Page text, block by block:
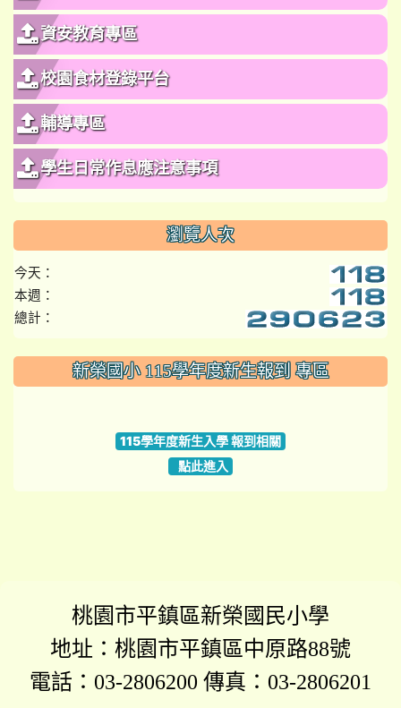
資安教育專區
校園食材登錄平台
輔導專區
學生日常作息應注意事項
瀏覽人次
今天：
本週：
總計：
::: 新榮國小 115學年度新生報到 專區
115學年度新生入學 報到相關
點此進入
桃園市平鎮區新榮國民小學
地址：桃園市平鎮區中原路88號
電話：03-2806200 傳真：03-2806201